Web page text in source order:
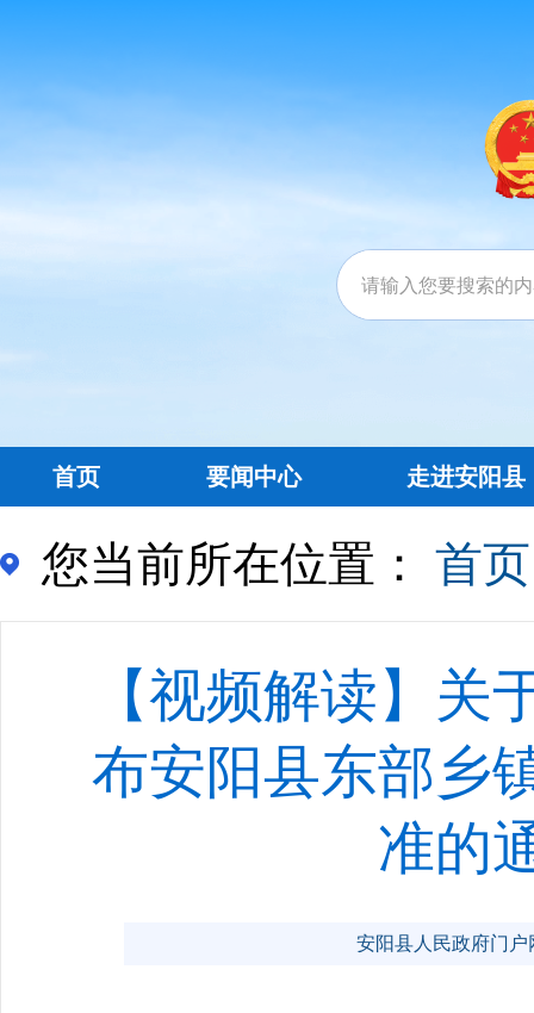
首页 要闻中心 走进安阳县
您当前所在位置： 首页
【视频解读】关
布安阳县东部乡
准的
安阳县人民政府门户